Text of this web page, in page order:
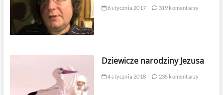
6 stycznia 2017 319 komentarzy
Dziewicze narodziny Jezusa
4 stycznia 2018 235 komentarzy